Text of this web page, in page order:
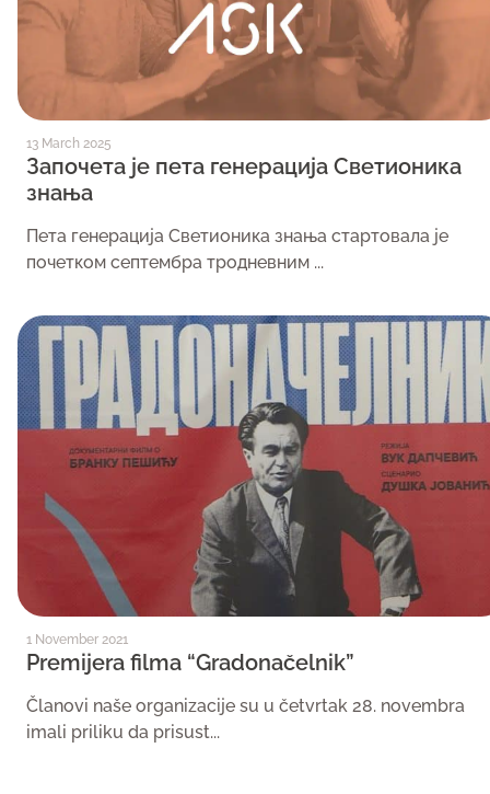
13 March 2025
Започета је пета генерација Светионика
знања
Пета генерација Светионика знања стартовала је
почетком септембра тродневним ...
1 November 2021
Premijera filma “Gradonačelnik”
Članovi naše organizacije su u četvrtak 28. novembra
imali priliku da prisust...